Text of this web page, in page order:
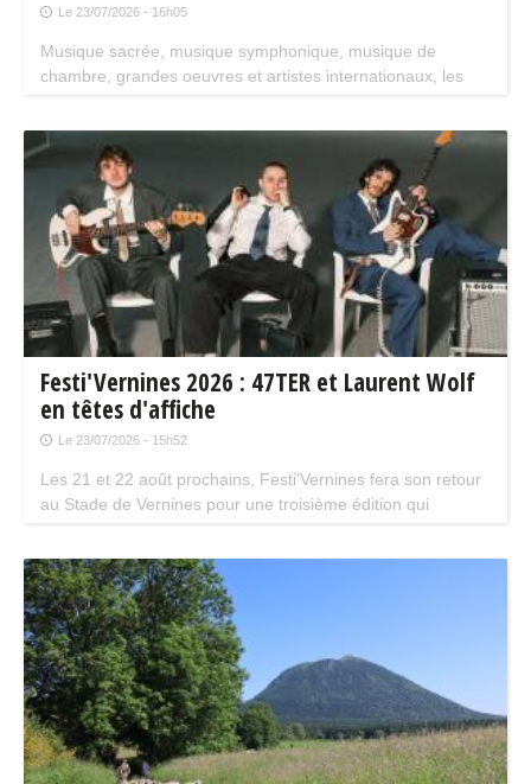
Le 23/07/2026 - 16h05
Musique sacrée, musique symphonique, musique de
chambre, grandes oeuvres et artistes internationaux, les
festival mémorable du 18 au 30 août.
Festi'Vernines 2026 : 47TER et Laurent Wolf
en têtes d'affiche
Le 23/07/2026 - 15h52
Les 21 et 22 août prochains, Festi'Vernines fera son retour
au Stade de Vernines pour une troisième édition qui